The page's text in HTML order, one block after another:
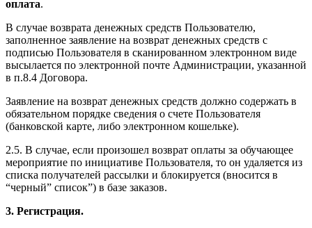
оплата.
В случае возврата денежных средств Пользователю,
заполненное заявление на возврат денежных средств с
подписью Пользователя в сканированном электронном виде
высылается по электронной почте Администрации, указанной
в п.8.4 Договора.
Заявление на возврат денежных средств должно содержать в
обязательном порядке сведения о счете Пользователя
(банковской карте, либо электронном кошельке).
2.5. В случае, если произошел возврат оплаты за обучающее
мероприятие по инициативе Пользователя, то он удаляется из
списка получателей рассылки и блокируется (вносится в
“черный” список”) в базе заказов.
3. Регистрация.